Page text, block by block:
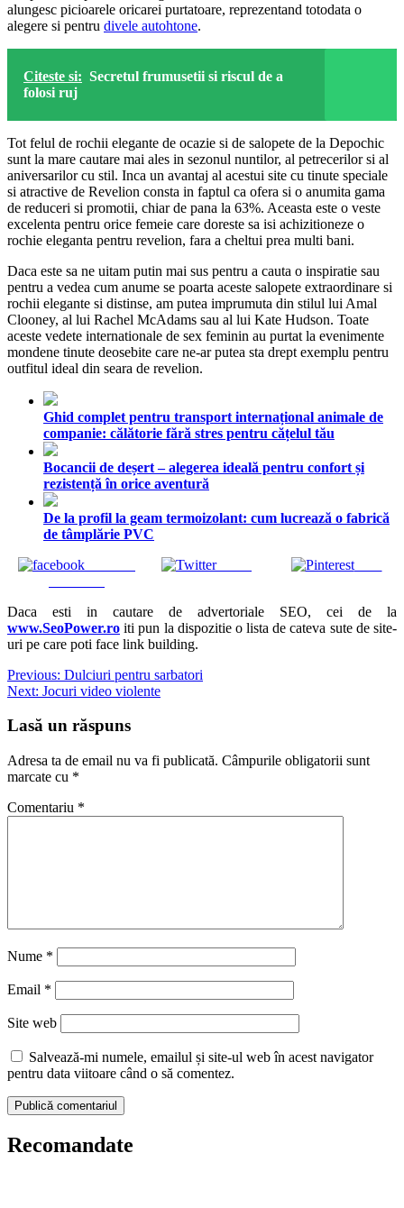
alungesc picioarele oricarei purtatoare, reprezentand totodata o
alegere si pentru divele autohtone.
Citeste si: Secretul frumusetii si riscul de a
folosi ruj
Tot felul de rochii elegante de ocazie si de salopete de la Depochic
sunt la mare cautare mai ales in sezonul nuntilor, al petrecerilor si al
aniversarilor cu stil. Inca un avantaj al acestui site cu tinute speciale
si atractive de Revelion consta in faptul ca ofera si o anumita gama
de reduceri si promotii, chiar de pana la 63%. Aceasta este o veste
excelenta pentru orice femeie care doreste sa isi achizitioneze o
rochie eleganta pentru revelion, fara a cheltui prea multi bani.
Daca este sa ne uitam putin mai sus pentru a cauta o inspiratie sau
pentru a vedea cum anume se poarta aceste salopete extraordinare si
rochii elegante si distinse, am putea imprumuta din stilul lui Amal
Clooney, al lui Rachel McAdams sau al lui Kate Hudson. Toate
aceste vedete internationale de sex feminin au purtat la evenimente
mondene tinute deosebite care ne-ar putea sta drept exemplu pentru
outfitul ideal din seara de revelion.
Ghid complet pentru transport internațional animale de
companie: călătorie fără stres pentru cățelul tău
Bocancii de deșert – alegerea ideală pentru confort și
rezistență în orice aventură
De la profil la geam termoizolant: cum lucrează o fabrică
de tâmplărie PVC
Tweet Save
Daca esti in cautare de advertoriale SEO, cei de la
www.SeoPower.ro iti pun la dispozitie o lista de cateva sute de site-
uri pe care poti face link building.
Navigare
în
articole
Previous: Dulciuri pentru sarbatori
Next: Jocuri video violente
Lasă un răspuns
Adresa ta de email nu va fi publicată. Câmpurile obligatorii sunt
marcate cu *
Comentariu *
Nume *
Email *
Site web
Salvează-mi numele, emailul și site-ul web în acest navigator
pentru data viitoare când o să comentez.
Recomandate